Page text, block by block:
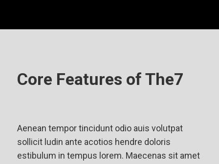
Core Features of The7
Aenean tempor tincidunt odio auis volutpat
sollicit ludin ante acotios hendre doloris
estibulum in tempus lorem. Maecenas sit amet